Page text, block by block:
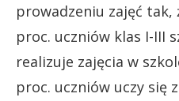
prowadzeniu zajęć tak,
proc. uczniów klas I-III
realizuje zajęcia w
proc. uczniów uczy się